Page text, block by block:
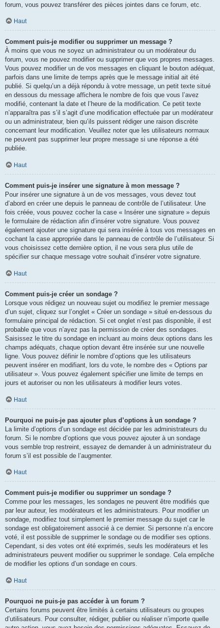
forum, vous pouvez transférer des pièces jointes dans ce forum, etc.
Haut
Comment puis-je modifier ou supprimer un message ?
À moins que vous ne soyez un administrateur ou un modérateur du
forum, vous ne pouvez modifier ou supprimer que vos propres messages.
Vous pouvez modifier un de vos messages en cliquant le bouton adéquat,
parfois dans une limite de temps après que le message initial ait été
publié. Si quelqu’un a déjà répondu à votre message, un petit texte situé
en dessous du message affichera le nombre de fois que vous l’avez
modifié, contenant la date et l’heure de la modification. Ce petit texte
n’apparaîtra pas s’il s’agit d’une modification effectuée par un modérateur
ou un administrateur, bien qu’ils puissent rédiger une raison discrète
concernant leur modification. Veuillez noter que les utilisateurs normaux
ne peuvent pas supprimer leur propre message si une réponse a été
publiée.
Haut
Comment puis-je insérer une signature à mon message ?
Pour insérer une signature à un de vos messages, vous devez tout
d’abord en créer une depuis le panneau de contrôle de l’utilisateur. Une
fois créée, vous pouvez cocher la case « Insérer une signature » depuis
le formulaire de rédaction afin d’insérer votre signature. Vous pouvez
également ajouter une signature qui sera insérée à tous vos messages en
cochant la case appropriée dans le panneau de contrôle de l’utilisateur. Si
vous choisissez cette dernière option, il ne vous sera plus utile de
spécifier sur chaque message votre souhait d’insérer votre signature.
Haut
Comment puis-je créer un sondage ?
Lorsque vous rédigez un nouveau sujet ou modifiez le premier message
d’un sujet, cliquez sur l’onglet « Créer un sondage » situé en-dessous du
formulaire principal de rédaction. Si cet onglet n’est pas disponible, il est
probable que vous n’ayez pas la permission de créer des sondages.
Saisissez le titre du sondage en incluant au moins deux options dans les
champs adéquats, chaque option devant être insérée sur une nouvelle
ligne. Vous pouvez définir le nombre d’options que les utilisateurs
peuvent insérer en modifiant, lors du vote, le nombre des « Options par
utilisateur ». Vous pouvez également spécifier une limite de temps en
jours et autoriser ou non les utilisateurs à modifier leurs votes.
Haut
Pourquoi ne puis-je pas ajouter plus d’options à un sondage ?
La limite d’options d’un sondage est décidée par les administrateurs du
forum. Si le nombre d’options que vous pouvez ajouter à un sondage
vous semble trop restreint, essayez de demander à un administrateur du
forum s’il est possible de l’augmenter.
Haut
Comment puis-je modifier ou supprimer un sondage ?
Comme pour les messages, les sondages ne peuvent être modifiés que
par leur auteur, les modérateurs et les administrateurs. Pour modifier un
sondage, modifiez tout simplement le premier message du sujet car le
sondage est obligatoirement associé à ce dernier. Si personne n’a encore
voté, il est possible de supprimer le sondage ou de modifier ses options.
Cependant, si des votes ont été exprimés, seuls les modérateurs et les
administrateurs peuvent modifier ou supprimer le sondage. Cela empêche
de modifier les options d’un sondage en cours.
Haut
Pourquoi ne puis-je pas accéder à un forum ?
Certains forums peuvent être limités à certains utilisateurs ou groupes
d’utilisateurs. Pour consulter, rédiger, publier ou réaliser n’importe quelle